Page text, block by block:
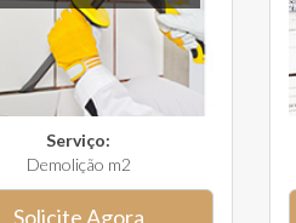
Serviço:
Demolição m2
Solicite Agora